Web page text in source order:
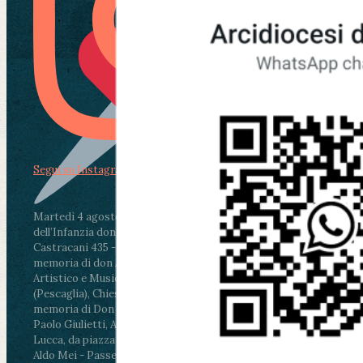
Martedì 4 agosto2026
ore 11:30 - Lucca, Scuola
dell’Infanzia don Aldo Mei - Viale Castruccio
Castracani 435 - Inaugurazione murales in
memoria di don Aldo Mei curato dal Liceo
Artistico e Musicale “Passaglia”
ore 18 - Fiano
(Pescaglia), Chiesa parrocchiale - Messa in
memoria di Don Aldo Mei celebrata da mons.
Paolo Giulietti, Arcivescovo di Lucca
ore 20.30 -
Lucca, da piazza San Michele al Cippo di don
Aldo Mei - Passeggiata della Memoria in alcuni
Segui su Instagram